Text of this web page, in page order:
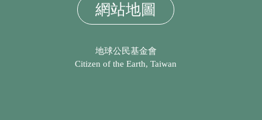
網站地圖
地球公民基金會
Citizen of the Earth, Taiwan